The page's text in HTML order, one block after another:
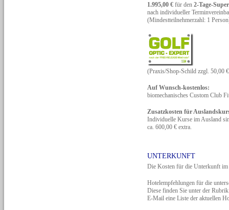
1.995,00 € für den 2-Tage-
nach individueller
(Mindestteilnehmerzahl: 1
(Praxis/Shop-Schild zzgl. 50,00
Auf Wunsch-kostenlos:
biomechanisches Custom Club
Zusatzkosten für
Individuelle Kurse im Ausland
ca. 600,00 € extra.
UNTERKUNFT
Die Kosten für die Unterkunft im
Hotelempfehlungen für die
Diese finden Sie unter der
E-Mail eine Liste der aktuellen